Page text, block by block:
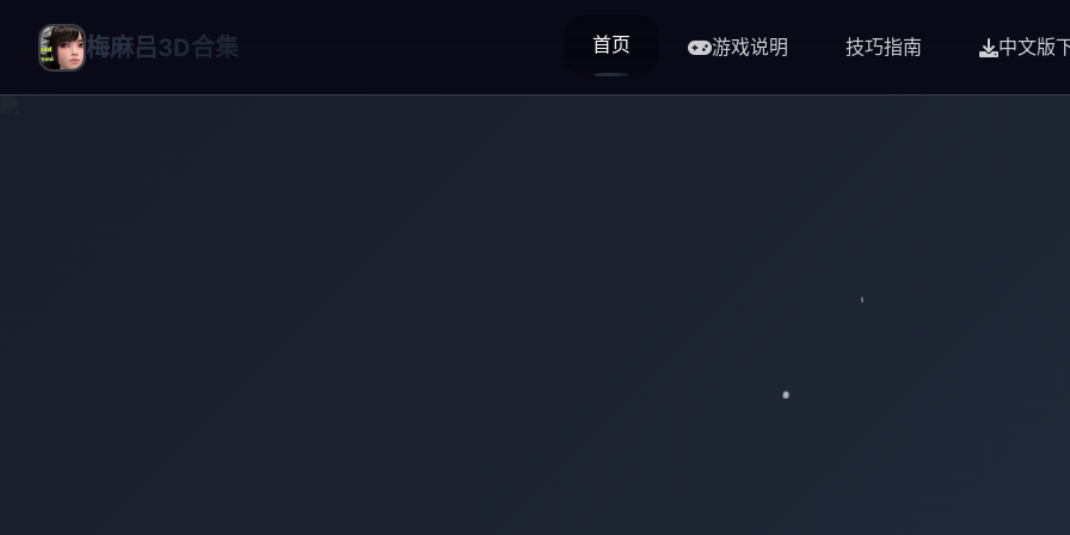
梅麻吕3D合集 首页 游戏说明 技巧指南 中文版